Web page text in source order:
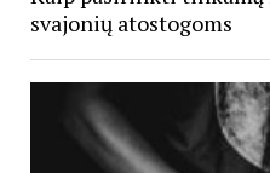
svajonių atostogoms